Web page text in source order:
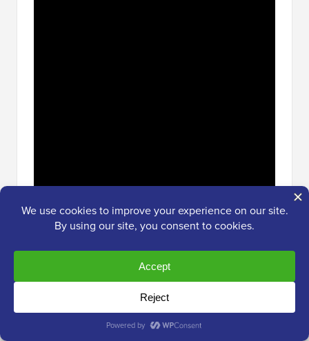
Preguntas frecuentes sobre la
incrustación de videos en WordPress